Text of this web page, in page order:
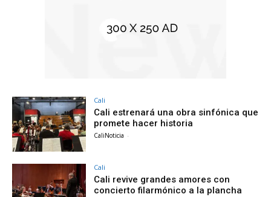
Cali
Cali estrenará una obra sinfónica que
promete hacer historia
CaliNoticia -
Cali
Cali revive grandes amores con
concierto filarmónico a la plancha